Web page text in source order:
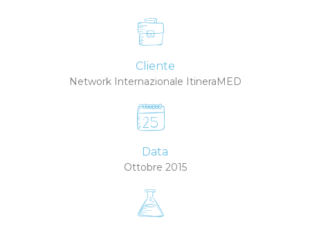
Cliente
Network Internazionale ItineraMED
Data
Ottobre 2015